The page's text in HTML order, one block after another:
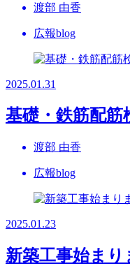
渡部 由香
広報blog
2025.01.31
基礎・鉄筋配筋
渡部 由香
広報blog
2025.01.23
新築工事始まり